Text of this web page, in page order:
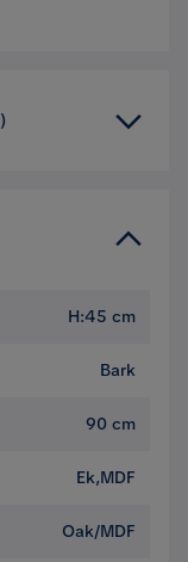
)
H:45 cm
Bark
90 cm
Ek,MDF
Oak/MDF